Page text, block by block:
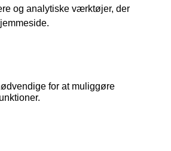
og analytiske værktøjer, der
for at muliggøre